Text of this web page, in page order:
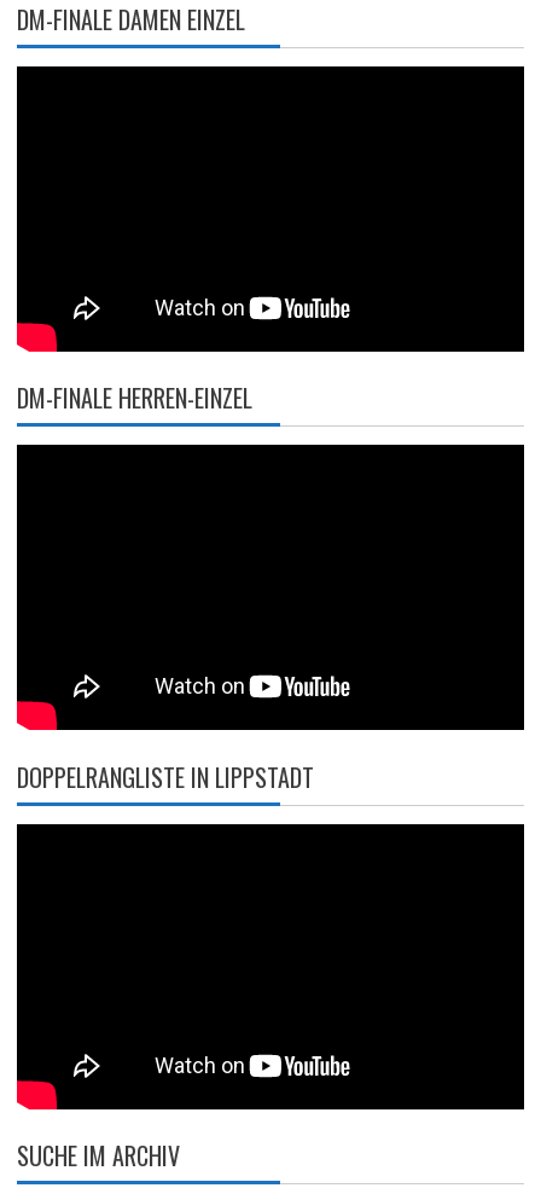
DM-FINALE DAMEN EINZEL
DM-FINALE HERREN-EINZEL
DOPPELRANGLISTE IN LIPPSTADT
SUCHE IM ARCHIV